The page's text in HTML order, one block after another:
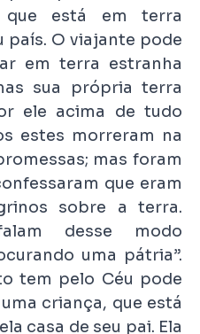
que está em terra
país. O viajante pode
em terra estranha
sua própria terra
ele acima de tudo
estes morreram na
mas foram
que eram
sobre a terra.
desse modo
uma pátria”.
tem pelo Céu pode
criança, que está
casa de seu pai. Ela